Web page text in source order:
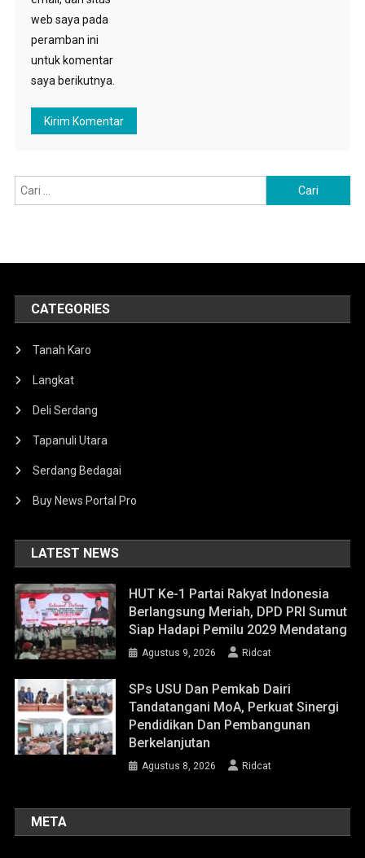
web saya pada
peramban ini
untuk komentar
saya berikutnya.
untuk:
CATEGORIES
Tanah Karo
Langkat
Deli Serdang
Tapanuli Utara
Serdang Bedagai
Buy News Portal Pro
LATEST NEWS
HUT Ke-1 Partai Rakyat Indonesia
Berlangsung Meriah, DPD PRI Sumut
Siap Hadapi Pemilu 2029 Mendatang
Agustus 9, 2026 Ridcat
SPs USU Dan Pemkab Dairi
Tandatangani MoA, Perkuat Sinergi
Pendidikan Dan Pembangunan
Berkelanjutan
Agustus 8, 2026 Ridcat
META